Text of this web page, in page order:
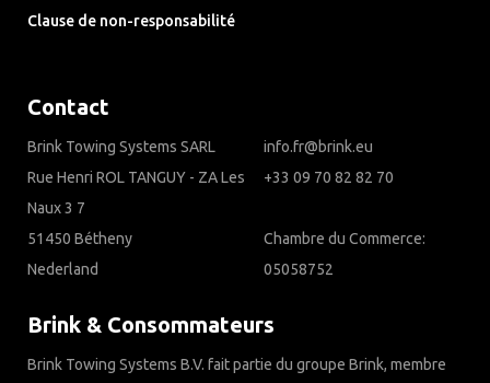
Clause de non-responsabilité
Contact
Brink Towing Systems SARL
Rue Henri ROL TANGUY - ZA Les
Naux 3 7
51450 Bétheny
Nederland
info.fr@brink.eu
+33 09 70 82 82 70
Chambre du Commerce:
05058752
Brink & Consommateurs
Brink Towing Systems B.V. fait partie du groupe Brink, membre